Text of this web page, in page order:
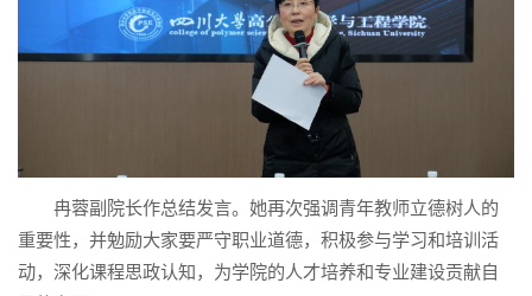
冉蓉副院长作总结发言。她再次强调青年教师立德树人的
重要性，并勉励大家要严守职业道德，积极参与学习和培训活
动，深化课程思政认知，为学院的人才培养和专业建设贡献自